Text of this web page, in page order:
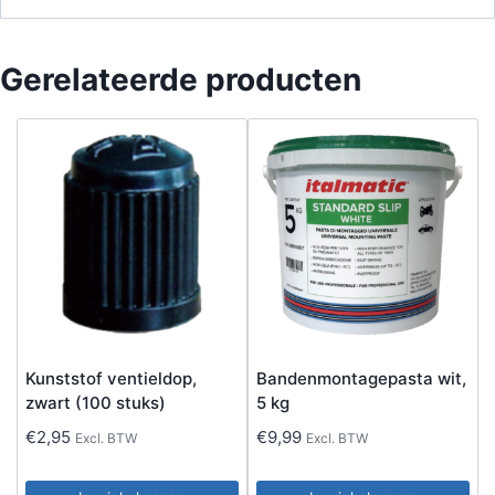
Gerelateerde producten
Kunststof ventieldop,
zwart (100 stuks)
€2,95 Excl. BTW
Bandenmontagepasta wit,
5 kg
€9,99 Excl. BTW